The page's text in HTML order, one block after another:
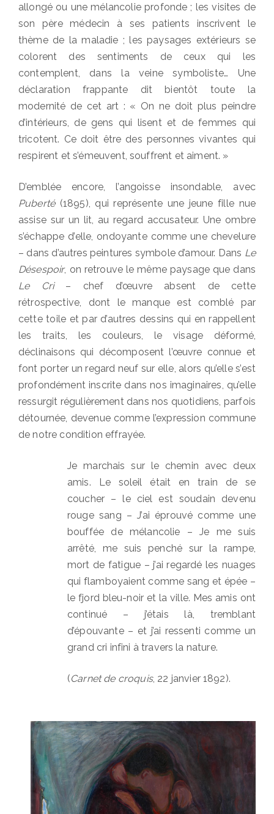
allongé ou une mélancolie profonde ; les visites de
son père médecin à ses patients inscrivent le
thème de la maladie ; les paysages extérieurs se
colorent des sentiments de ceux qui les
contemplent, dans la veine symboliste… Une
déclaration frappante dit bientôt toute la
modernité de cet art : « On ne doit plus peindre
d’intérieurs, de gens qui lisent et de femmes qui
tricotent. Ce doit être des personnes vivantes qui
respirent et s’émeuvent, souffrent et aiment. »
D’emblée encore, l’angoisse insondable, avec
Puberté(1895), qui représente une jeune fille nue
assise sur un lit, au regard accusateur. Une ombre
s’échappe d’elle, ondoyante comme une chevelure
– dans d’autres peintures symbole d’amour. Dans Le
Désespoir, on retrouve le même paysage que dans
Le Cri– chef d’œuvre absent de cette
rétrospective, dont le manque est comblé par
cette toile et par d’autres dessins qui en rappellent
les traits, les couleurs, le visage déformé,
déclinaisons qui décomposent l’œuvre connue et
font porter un regard neuf sur elle, alors qu’elle s’est
profondément inscrite dans nos imaginaires, qu’elle
ressurgit régulièrement dans nos quotidiens, parfois
détournée, devenue comme l’expression commune
de notre condition effrayée.
Je marchais sur le chemin avec deux
amis. Le soleil était en train de se
coucher – le ciel est soudain devenu
rouge sang – J’ai éprouvé comme une
bouffée de mélancolie – Je me suis
arrêté, me suis penché sur la rampe,
mort de fatigue – j’ai regardé les nuages
qui flamboyaient comme sang et épée –
le fjord bleu-noir et la ville. Mes amis ont
continué – j’étais là, tremblant
d’épouvante – et j’ai ressenti comme un
grand cri infini à travers la nature.
(Carnet de croquis, 22 janvier 1892).